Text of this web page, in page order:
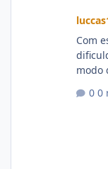
Com
modo
0